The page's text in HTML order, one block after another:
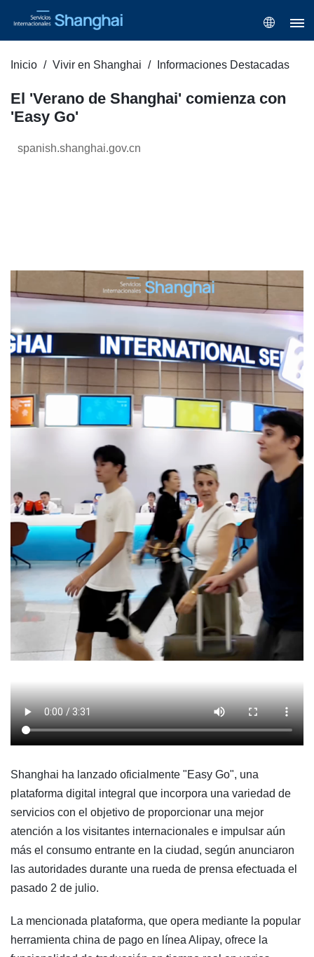
Inicio Vivir en Shanghai Informaciones Destacadas
El 'Verano de Shanghai' comienza con
'Easy Go'
spanish.shanghai.gov.cn
Shanghai ha lanzado oficialmente "Easy Go", una
plataforma digital integral que incorpora una variedad de
servicios con el objetivo de proporcionar una mejor
atención a los visitantes internacionales e impulsar aún
más el consumo entrante en la ciudad, según anunciaron
las autoridades durante una rueda de prensa efectuada el
pasado 2 de julio.
La mencionada plataforma, que opera mediante la popular
herramienta china de pago en línea Alipay, ofrece la